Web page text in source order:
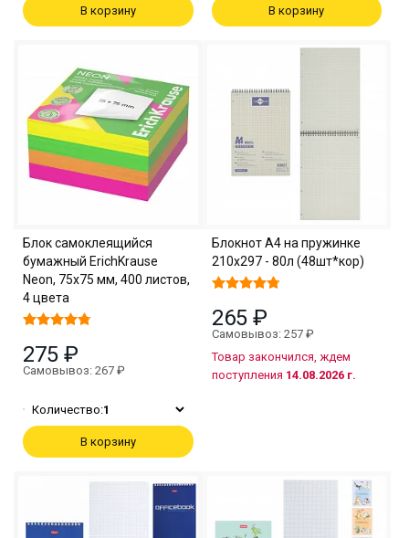
В корзину В корзину
Блок самоклеящийся
бумажный ErichKrause
Neon, 75х75 мм, 400 листов,
4 цвета
275 ₽
Самовывоз: 267 ₽
Количество:1
В корзину
Блокнот А4 на пружинке
210х297 - 80л (48шт*кор)
265 ₽
Самовывоз: 257 ₽
Товар закончился, ждем
поступления 14.08.2026 г.